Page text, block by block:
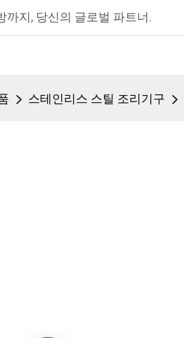
까지, 당신의 글로벌 파트너.
스테인리스 스틸 조리기구